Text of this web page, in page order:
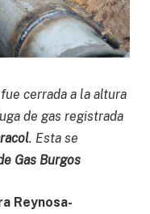
cerrada a la altura
de gas registrada
. Esta se
Gas Burgos
Reynosa-